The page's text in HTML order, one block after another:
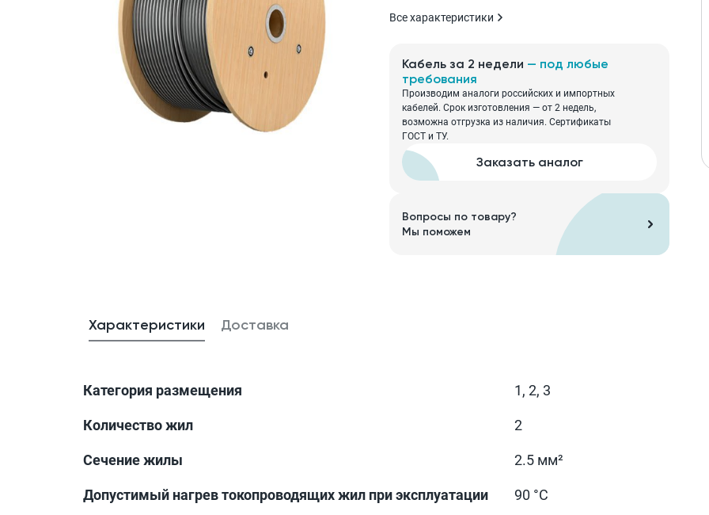
Все характеристики
Кабель за 2 недели — под любые
требования
Производим аналоги российских и импортных
кабелей. Срок изготовления — от 2 недель,
возможна отгрузка из наличия. Сертификаты
ГОСТ и ТУ.
Заказать аналог
Вопросы по товару?
Мы поможем
Характеристики Доставка
Категория размещения 1, 2, 3
Количество жил 2
Сечение жилы 2.5 мм²
Допустимый нагрев токопроводящих жил при эксплуатации 90 °С